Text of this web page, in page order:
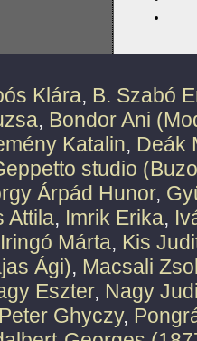
Klára, B. Szabó
, Bondor Ani
Katalin, Deák
studio
Árpád Hunor,
Attila, Imrik Erika,
Márta, Kis
Ági), Macsali
Eszter, Nagy
Peter Ghyczy,